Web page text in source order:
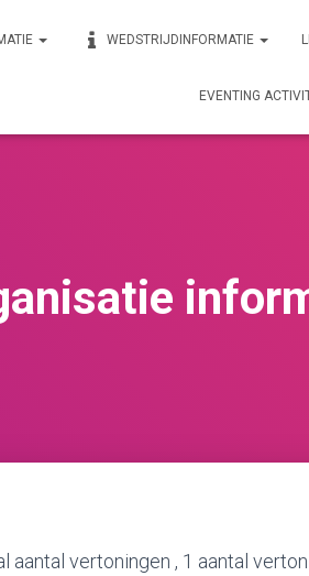
WEDSTRIJDINFORMATIE
EVENTING
aantal vertoningen , 1 aantal